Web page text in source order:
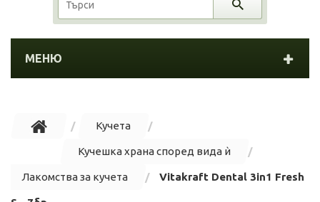
МЕНЮ
Кучета
Кучешка храна според вида ѝ
Лакомства за кучета Vitakraft Dental 3in1 Fresh